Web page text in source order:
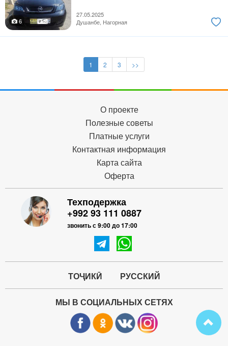
27.05.2025
6
Душанбе, Нагорная
1 2 3 >>
О проекте
Полезные советы
Платные услуги
Контактная информация
Карта сайта
Оферта
Техподержка
+992 93 111 0887
звонить с 9:00 до 17:00
ТОҶИКӢ РУССКИЙ
МЫ В СОЦИАЛЬНЫХ СЕТЯХ